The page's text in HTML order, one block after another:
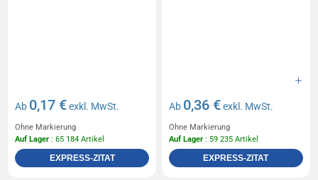
Ab 0,17 €exkl. MwSt.
Ohne Markierung
Auf Lager : 65 184 Artikel
EXPRESS-ZITAT
Ab 0,36 €exkl. MwSt.
Ohne Markierung
Auf Lager : 59 235 Artikel
EXPRESS-ZITAT